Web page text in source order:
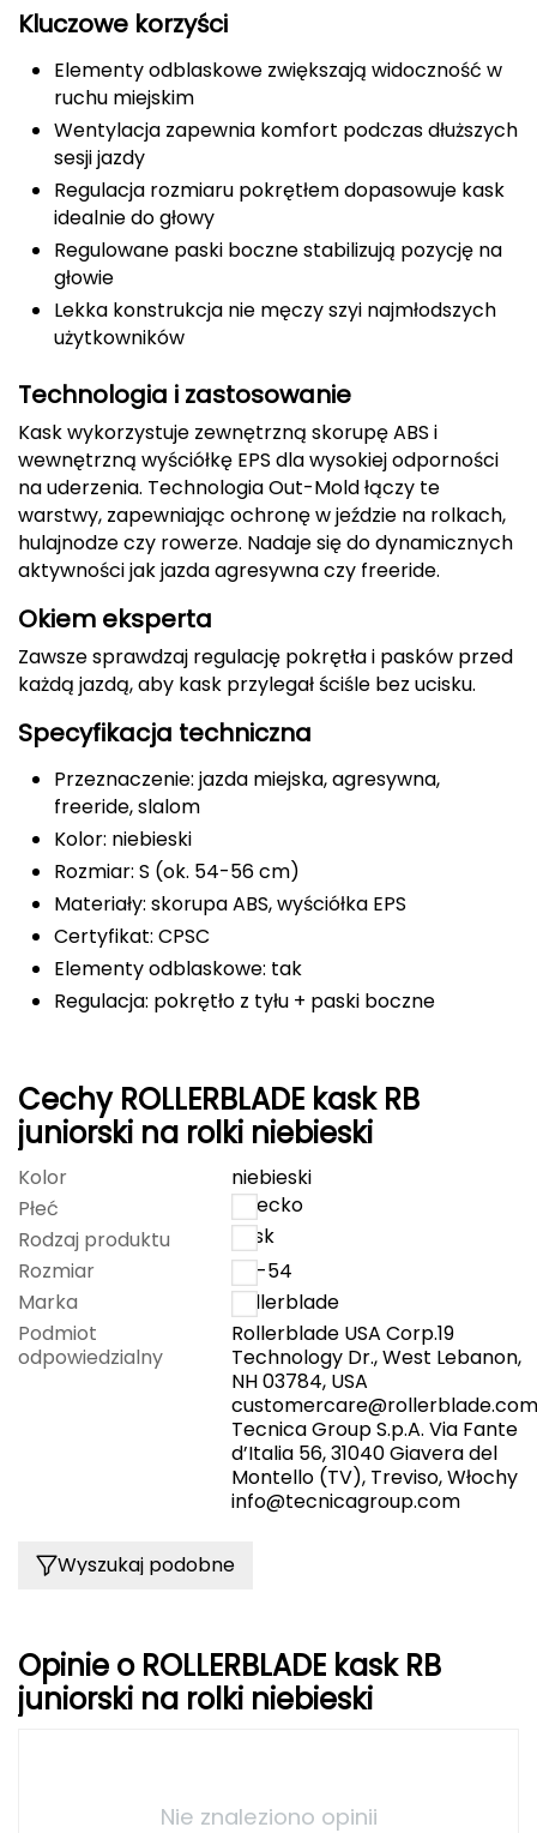
CMP
Ciele Athletics
Climbing Technology
Coleman
Columbia
D
DUNLOP
Darn Tough
Deuter
Dolomite
E
EISBAR
ENERO
ENERO CAMP
ENERO PRO
Elmer by Swany
Extremities
FASHY
Fjord Nansen
G
GIVOVA
GSI Outdoors
Gear Aid
Grand Trunk
Granger's
Kluczowe korzyści
Elementy odblaskowe zwiększają widoczność w
ruchu miejskim
Wentylacja zapewnia komfort podczas dłuższych
sesji jazdy
Regulacja rozmiaru pokrętłem dopasowuje kask
idealnie do głowy
Regulowane paski boczne stabilizują pozycję na
głowie
Lekka konstrukcja nie męczy szyi najmłodszych
użytkowników
Technologia i zastosowanie
Kask wykorzystuje zewnętrzną skorupę ABS i
wewnętrzną wyściółkę EPS dla wysokiej odporności
na uderzenia. Technologia Out-Mold łączy te
warstwy, zapewniając ochronę w jeździe na rolkach,
hulajnodze czy rowerze. Nadaje się do dynamicznych
aktywności jak jazda agresywna czy freeride.
Okiem eksperta
Zawsze sprawdzaj regulację pokrętła i pasków przed
każdą jazdą, aby kask przylegał ściśle bez ucisku.
Specyfikacja techniczna
Przeznaczenie: jazda miejska, agresywna,
freeride, slalom
Kolor: niebieski
Rozmiar: S (ok. 54-56 cm)
Materiały: skorupa ABS, wyściółka EPS
Certyfikat: CPSC
Elementy odblaskowe: tak
Regulacja: pokrętło z tyłu + paski boczne
Cechy ROLLERBLADE kask RB
juniorski na rolki niebieski
Kolor
niebieski
Płeć
dziecko
Rodzaj produktu
kask
Rozmiar
48-54
Marka
Rollerblade
Podmiot
odpowiedzialny
Rollerblade USA Corp.19
Technology Dr., West Lebanon,
NH 03784, USA
customercare@rollerblade.com
Tecnica Group S.p.A. Via Fante
d’Italia 56, 31040 Giavera del
Montello (TV), Treviso, Włochy
info@tecnicagroup.com
Wyszukaj podobne
Opinie o ROLLERBLADE kask RB
juniorski na rolki niebieski
Nie znaleziono opinii